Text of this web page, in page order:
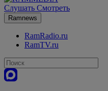
Слушать Смотреть
Ramnews
RamRadio.ru
RamTV.ru